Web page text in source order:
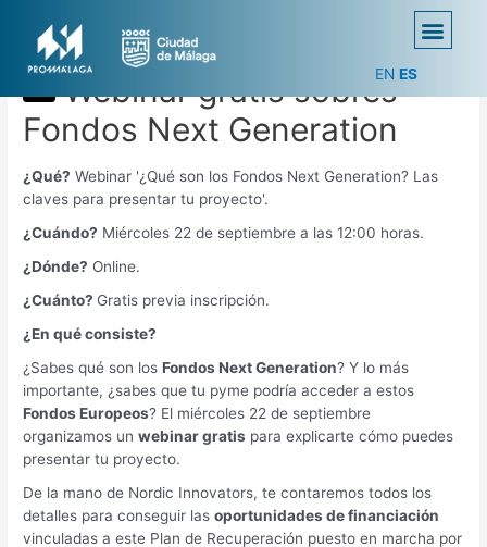
EN ES
Webinar gratis sobres
Fondos Next Generation
¿Qué? Webinar '¿Qué son los Fondos Next Generation? Las
claves para presentar tu proyecto'.
¿Cuándo? Miércoles 22 de septiembre a las 12:00 horas.
¿Dónde? Online.
¿Cuánto? Gratis previa inscripción.
¿En qué consiste?
¿Sabes qué son losFondos Next Generation? Y lo más
importante, ¿sabes que tu pyme podría acceder a estos
Fondos Europeos? El miércoles 22 de septiembre
organizamos unwebinar gratis para explicarte cómo puedes
presentar tu proyecto.
De la mano de Nordic Innovators, te contaremos todos los
detalles para conseguir lasoportunidades de financiación
vinculadas a este Plan de Recuperación puesto en marcha por